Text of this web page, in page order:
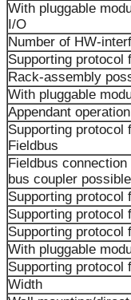
With pluggable
I/O
Number of HW-
Supporting protocol
Rack-assembly
With pluggable
Appendant
Supporting protocol
Fieldbus
Fieldbus
bus coupler possible
Supporting protocol
Supporting protocol
Supporting protocol
With pluggable
Supporting protocol
Width